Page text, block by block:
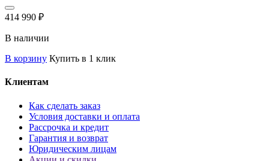
414 990 ₽
В наличии
В корзину Купить в 1 клик
Клиентам
Как сделать заказ
Условия доставки и оплата
Рассрочка и кредит
Гарантия и возврат
Юридическим лицам